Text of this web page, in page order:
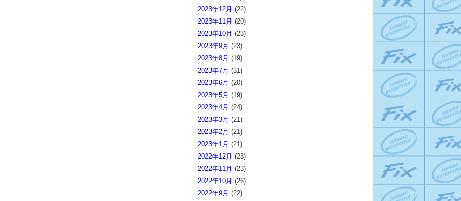
2023年12月 (22)
2023年11月 (20)
2023年10月 (23)
2023年9月 (23)
2023年8月 (19)
2023年7月 (31)
2023年6月 (20)
2023年5月 (19)
2023年4月 (24)
2023年3月 (21)
2023年2月 (21)
2023年1月 (21)
2022年12月 (23)
2022年11月 (23)
2022年10月 (26)
2022年9月 (22)